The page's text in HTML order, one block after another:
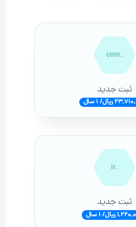
.com
ثبت جدید
ریال/ 1 سال
.ir
ثبت جدید
ریال/ 1 سال